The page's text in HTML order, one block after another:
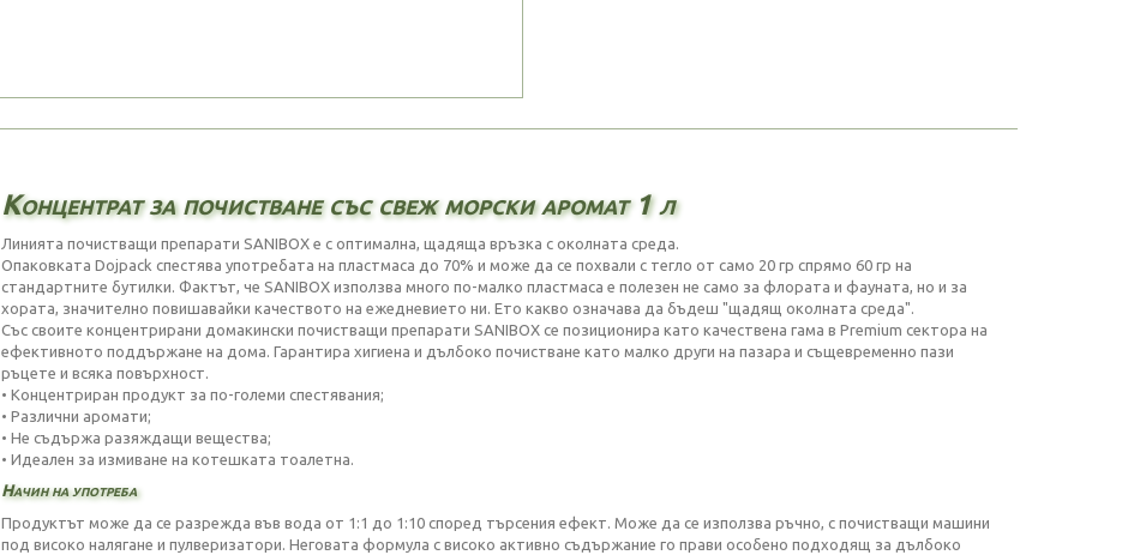
Концентрат за почистване със свеж морски аромат 1 л
Линията почистващи препарати SANIBOX е с оптимална, щадяща връзка с околната среда.
Опаковката Dojpack спестява употребата на пластмаса до 70% и може да се похвали с тегло от само 20 гр спрямо 60 гр на
стандартните бутилки. Фактът, че SANIBOX използва много по-малко пластмаса е полезен не само за флората и фауната, но и за
хората, значително повишавайки качеството на ежедневието ни. Ето какво означава да бъдеш "щадящ околната среда".
Със своите концентрирани домакински почистващи препарати SANIBOX се позиционира като качествена гама в Premium сектора на
ефективното поддържане на дома. Гарантира хигиена и дълбоко почистване като малко други на пазара и същевременно пази
ръцете и всяка повърхност.
• Концентриран продукт за по-големи спестявания;
• Различни аромати;
• Не съдържа разяждащи вещества;
• Идеален за измиване на котешката тоалетна.
Начин на употреба
Продуктът може да се разрежда във вода от 1:1 до 1:10 според търсения ефект. Може да се използва ръчно, с почистващи машини
под високо налягане и пулверизатори. Неговата формула с високо активно съдържание го прави особено подходящ за дълбоко